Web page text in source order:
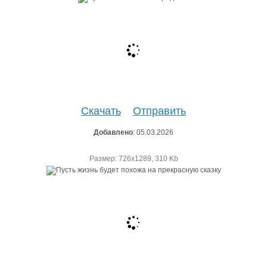
Скачать Отправить
Добавлено: 05.03.2026
Размер: 726х1289, 310 Kb